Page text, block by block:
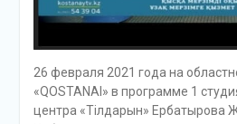
26 февраля 2021 года на
«QOSTANAI» в программе 1
центра «Тілдарын» Ербатырова